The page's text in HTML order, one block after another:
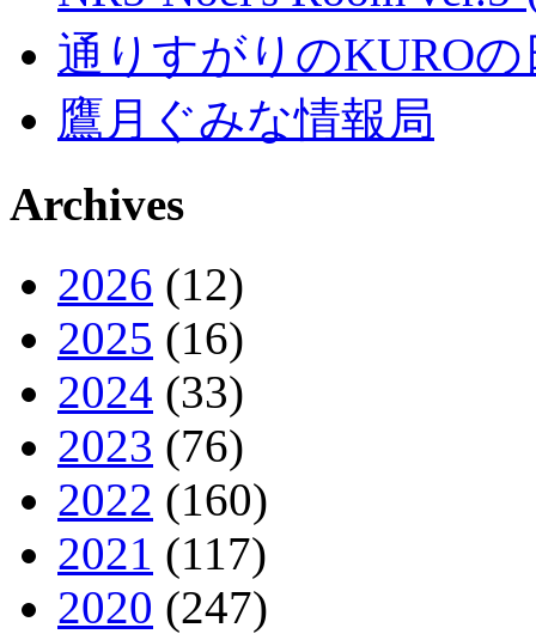
通りすがりのKURO
鷹月ぐみな情報局
Archives
2026 (12)
2025 (16)
2024 (33)
2023 (76)
2022 (160)
2021 (117)
2020 (247)